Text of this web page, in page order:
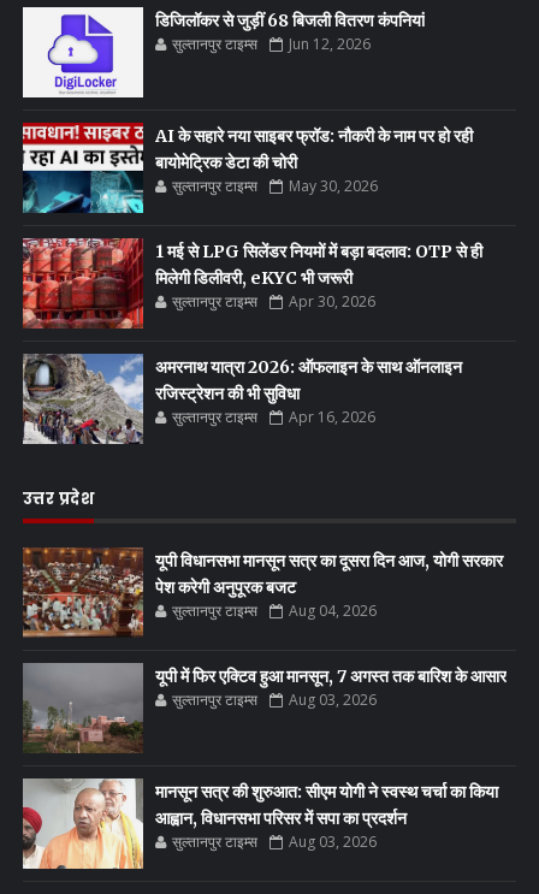
डिजिलॉकर से जुड़ीं 68 बिजली वितरण कंपनियां
सुल्तानपुर टाइम्स Jun 12, 2026
AI के सहारे नया साइबर फ्रॉड: नौकरी के नाम पर हो रही
बायोमेट्रिक डेटा की चोरी
सुल्तानपुर टाइम्स May 30, 2026
1 मई से LPG सिलेंडर नियमों में बड़ा बदलाव: OTP से ही
मिलेगी डिलीवरी, eKYC भी जरूरी
सुल्तानपुर टाइम्स Apr 30, 2026
अमरनाथ यात्रा 2026: ऑफलाइन के साथ ऑनलाइन
रजिस्ट्रेशन की भी सुविधा
सुल्तानपुर टाइम्स Apr 16, 2026
उत्तर प्रदेश
यूपी विधानसभा मानसून सत्र का दूसरा दिन आज, योगी सरकार
पेश करेगी अनुपूरक बजट
सुल्तानपुर टाइम्स Aug 04, 2026
यूपी में फिर एक्टिव हुआ मानसून, 7 अगस्त तक बारिश के आसार
सुल्तानपुर टाइम्स Aug 03, 2026
मानसून सत्र की शुरुआत: सीएम योगी ने स्वस्थ चर्चा का किया
आह्वान, विधानसभा परिसर में सपा का प्रदर्शन
सुल्तानपुर टाइम्स Aug 03, 2026